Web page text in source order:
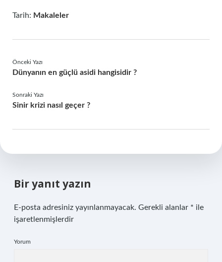
Tarih: Makaleler
Önceki Yazı
Dünyanın en güçlü asidi hangisidir ?
Sonraki Yazı
Sinir krizi nasıl geçer ?
Bir yanıt yazın
E-posta adresiniz yayınlanmayacak. Gerekli alanlar * ile
işaretlenmişlerdir
Yorum